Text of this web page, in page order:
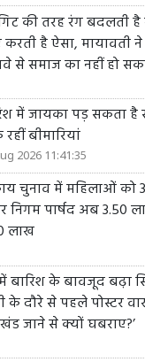
की तरह रंग बदलती है
है ऐसा, मायावती
से समाज का नहीं हो
में जायका पड़ सकता है
बीमारियां
2026 11:41:35
चुनाव में महिलाओं को
निगम पार्षद अब 3.50
लाख
बारिश के बावजूद बढ़ा
के दौरे से पहले पोस्टर
जाने से क्यों घबराए?’